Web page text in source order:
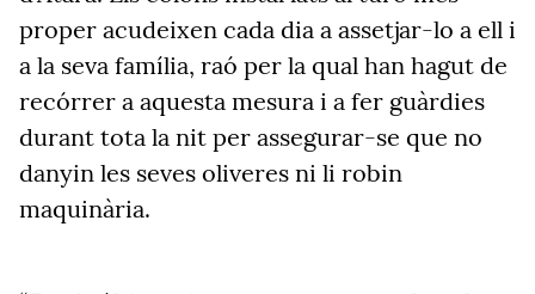
proper acudeixen cada dia a assetjar-lo a ell i
a la seva família, raó per la qual han hagut de
recórrer a aquesta mesura i a fer guàrdies
durant tota la nit per assegurar-se que no
danyin les seves oliveres ni li robin
maquinària.